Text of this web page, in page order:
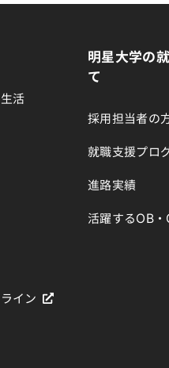
活
イン
明星大学の
て
採用担当者の
就職支援プロ
進路実績
活躍するOB・